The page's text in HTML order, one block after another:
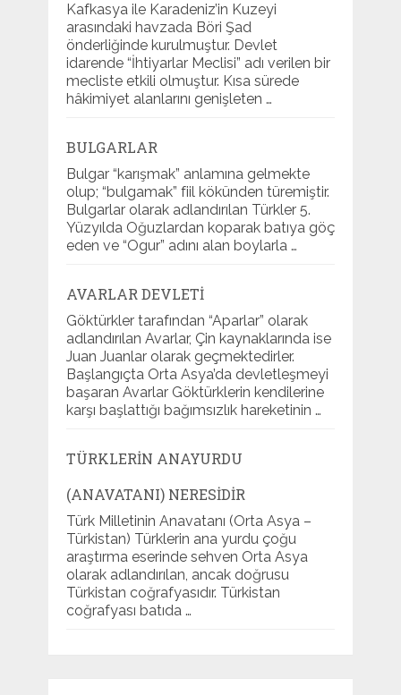
Kafkasya ile Karadeniz’in Kuzeyi
arasındaki havzada Böri Şad
önderliğinde kurulmuştur. Devlet
idarende “İhtiyarlar Meclisi” adı verilen bir
mecliste etkili olmuştur. Kısa sürede
hâkimiyet alanlarını genişleten …
BULGARLAR
Bulgar “karışmak” anlamına gelmekte
olup; “bulgamak” fiil kökünden türemiştir.
Bulgarlar olarak adlandırılan Türkler 5.
Yüzyılda Oğuzlardan koparak batıya göç
eden ve “Ogur” adını alan boylarla …
AVARLAR DEVLETI
Göktürkler tarafından “Aparlar” olarak
adlandırılan Avarlar, Çin kaynaklarında ise
Juan Juanlar olarak geçmektedirler.
Başlangıçta Orta Asya’da devletleşmeyi
başaran Avarlar Göktürklerin kendilerine
karşı başlattığı bağımsızlık hareketinin …
TÜRKLERIN ANAYURDU
(ANAVATANI) NERESIDIR
Türk Milletinin Anavatanı (Orta Asya –
Türkistan) Türklerin ana yurdu çoğu
araştırma eserinde sehven Orta Asya
olarak adlandırılan, ancak doğrusu
Türkistan coğrafyasıdır. Türkistan
coğrafyası batıda …